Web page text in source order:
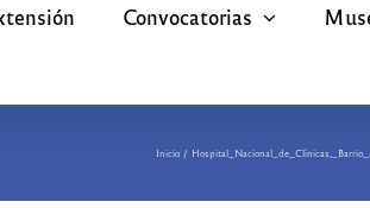
Convocatorias
Inicio